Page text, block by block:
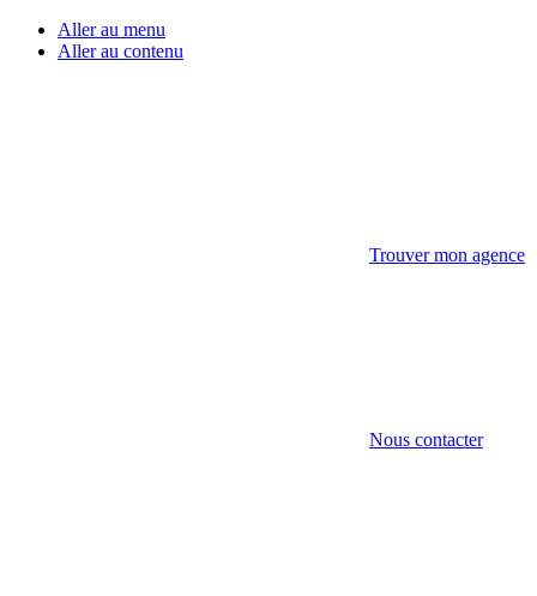
Aller au menu
Aller au contenu
Trouver mon agence
Nous contacter